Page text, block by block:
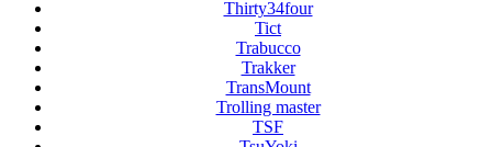
Thirty34four
Tict
Trabucco
Trakker
TransMount
Trolling master
TSF